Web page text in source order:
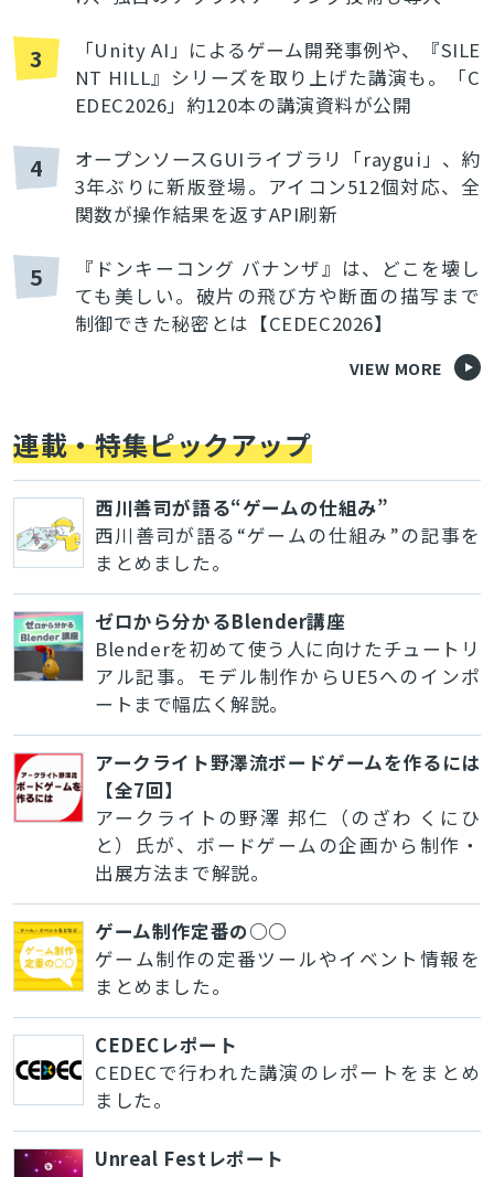
3
「Unity AI」によるゲーム開発事例や、『SILE
NT HILL』シリーズを取り上げた講演も。「C
EDEC2026」約120本の講演資料が公開
4
オープンソースGUIライブラリ「raygui」、約
3年ぶりに新版登場。アイコン512個対応、全
関数が操作結果を返すAPI刷新
5
『ドンキーコング バナンザ』は、どこを壊し
ても美しい。破片の飛び方や断面の描写まで
制御できた秘密とは【CEDEC2026】
VIEW MORE
連載・特集ピックアップ
西川善司が語る“ゲームの仕組み”
西川善司が語る“ゲームの仕組み”の記事を
まとめました。
ゼロから分かるBlender講座
Blenderを初めて使う人に向けたチュートリ
アル記事。モデル制作からUE5へのインポ
ートまで幅広く解説。
アークライト野澤流ボードゲームを作るには
【全7回】
アークライトの野澤 邦仁（のざわ くにひ
と）氏が、ボードゲームの企画から制作・
出展方法まで解説。
ゲーム制作定番の○○
ゲーム制作の定番ツールやイベント情報を
まとめました。
CEDECレポート
CEDECで行われた講演のレポートをまとめ
ました。
Unreal Festレポート